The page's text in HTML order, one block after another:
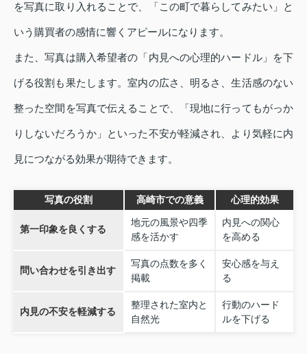
を写真に取り入れることで、「この町で暮らしてみたい」と
いう購買者の感情に響くアピールになります。
また、写真は購入希望者の「内見への心理的ハードル」を下
げる役割も果たします。室内の広さ、明るさ、生活感のない
整った空間を写真で伝えることで、「現地に行ってもがっか
りしないだろうか」といった不安が軽減され、より気軽に内
見につながる効果が期待できます。
写真の役割 高崎市での意義 心理的効果
第一印象を良くする
地元の風景や四季
感を活かす
内見への関心
を高める
問い合わせを引き出す
写真の点数を多く
掲載
安心感を与え
る
内見の不安を軽減する
整理された室内と
自然光
行動のハード
ルを下げる